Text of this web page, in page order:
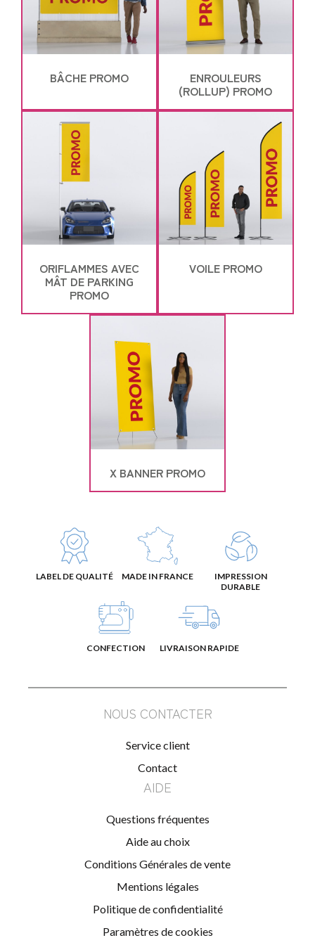
BÂCHE PROMO ENROULEURS
(ROLLUP) PROMO
ORIFLAMMES AVEC
MÂT DE PARKING
PROMO
VOILE PROMO
X BANNER PROMO
LABEL DE QUALITÉ MADE IN FRANCE
IMPRESSION
DURABLE
CONFECTION LIVRAISON RAPIDE
NOUS CONTACTER
Service client
Contact
AIDE
Questions fréquentes
Aide au choix
Conditions Générales de vente
Mentions légales
Politique de confidentialité
Paramètres de cookies